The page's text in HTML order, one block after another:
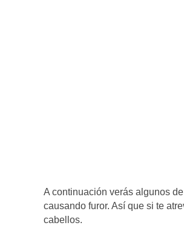
A continuación verás algunos
causando furor. Así que si te
cabellos.